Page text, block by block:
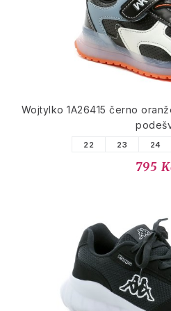
Wojtylko 1A26415 černo
22 23 24
795